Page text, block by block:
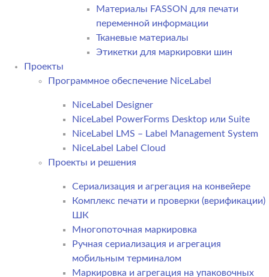
Материалы FASSON для печати
переменной информации
Тканевые материалы
Этикетки для маркировки шин
Проекты
Программное обеспечение NiceLabel
NiceLabel Designer
NiceLabel PowerForms Desktop или Suite
NiceLabel LMS – Label Management System
NiceLabel Label Cloud
Проекты и решения
Сериализация и агрегация на конвейере
Комплекс печати и проверки (верификации)
ШК
Многопоточная маркировка
Ручная сериализация и агрегация
мобильным терминалом
Маркировка и агрегация на упаковочных